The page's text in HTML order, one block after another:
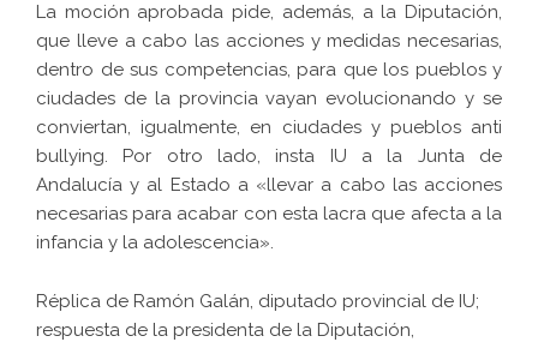
La moción aprobada pide, además, a la Diputación,
que lleve a cabo las acciones y medidas necesarias,
dentro de sus competencias, para que los pueblos y
ciudades de la provincia vayan evolucionando y se
conviertan, igualmente, en ciudades y pueblos anti
bullying. Por otro lado, insta IU a la Junta de
Andalucía y al Estado a «llevar a cabo las acciones
necesarias para acabar con esta lacra que afecta a la
infancia y la adolescencia».
Réplica de Ramón Galán, diputado provincial de IU;
respuesta de la presidenta de la Diputación,